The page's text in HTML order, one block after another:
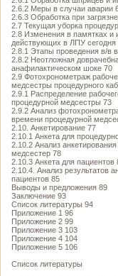
2.6.2 Меры в случаи аварии
2.6.3 Обработка при
2.7 Текущая уборка
2.8 Изменения в памятках и
действующих в ЛПУ сегодня
2.8.1 Этапы проведения в/в
2.8.2 Неотложная
анафилактическом шоке 70
2.9 Фотохронометраж
медсестры процедурного
2.9.1 Распределение
процедурной медсестры 73
2.9.2 Анализ
времени процедурной
2.10. Анкетирование 77
2.10.1 Анкета для
2.10.2 Анализ
медсестер 78
2.10.3 Анкета для пациентов
2.10.4. Анализ результатов
пациентов 85
Выводы и предложения 89
Заключение 93
Список литературы 94
Приложение 1 96
Приложение 2 99
Приложение 3 103
Приложение 4 104
Приложение 5 106
Список литературы